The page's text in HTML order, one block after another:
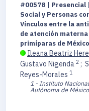
#00578 | Presencial
Social y Personas
Vínculos entre la
de atención
primíparas de México
Ileana Beatriz
Gustavo Nigenda 2 ;
Reyes-Morales 1
1 - Instituto
Autónoma de